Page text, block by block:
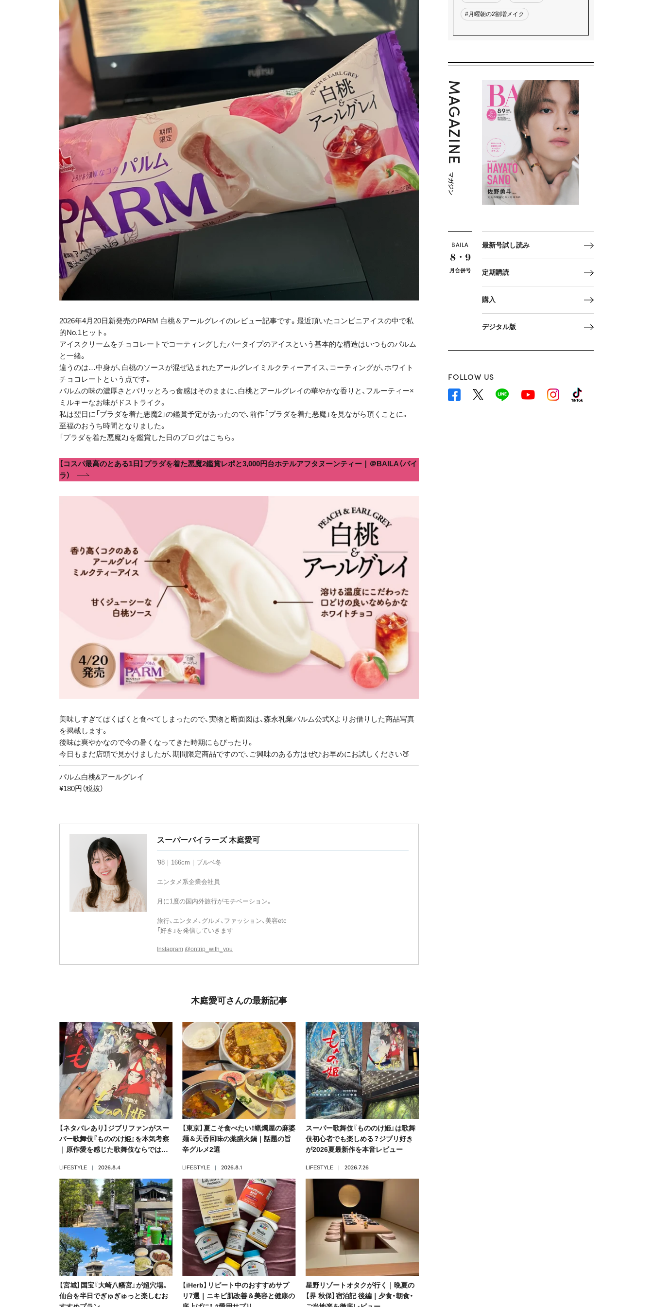
2026年4月20日新発売のPARM 白桃＆アールグレイのレビュー記事です。最近頂いたコンビニアイスの中で私
的No.1ヒット。
アイスクリームをチョコレートでコーティングしたバータイプのアイスという基本的な構造はいつものパルム
と一緒。
違うのは…中身が、白桃のソースが混ぜ込まれたアールグレイミルクティーアイス、コーティングが、ホワイト
チョコレートという点です。
パルムの味の濃厚さとパリッとろっ食感はそのままに、白桃とアールグレイの華やかな香りと、フルーティー×
ミルキーなお味がドストライク。
私は翌日に「プラダを着た悪魔2」の鑑賞予定があったので、前作「プラダを着た悪魔」を見ながら頂くことに。
至福のおうち時間となりました。
「プラダを着た悪魔2」を鑑賞した日のブログはこちら。
【コスパ最高のとある1日】プラダを着た悪魔2鑑賞レポと3,000円台ホテルアフタヌーンティー｜＠BAILA（バイ
ラ）
美味しすぎてぱくぱくと食べてしまったので、実物と断面図は、森永乳業パルム公式Xよりお借りした商品写真
を掲載します。
後味は爽やかなので今の暑くなってきた時期にもぴったり。
今日もまだ店頭で見かけましたが、期間限定商品ですので、ご興味のある方はぜひお早めにお試しください🍑
パルム白桃&アールグレイ
¥180円（税抜）
スーパーバイラーズ 木庭愛可
'98｜166cm｜ブルベ冬
エンタメ系企業会社員
月に1度の国内外旅行がモチベーション。
旅行、エンタメ、グルメ、ファッション、美容etc
「好き」を発信していきます
Instagram @ontrip_with_you
木庭愛可さんの最新記事
【ネタバレあり】ジブリファンがスー
パー歌舞伎『もののけ姫』を本気考察
｜原作愛を感じた歌舞伎ならではの
LIFESTYLE 2026.8.4
【東京】夏こそ食べたい！蝋燭屋の麻婆
麺＆天香回味の薬膳火鍋｜話題の旨
辛グルメ2選
LIFESTYLE 2026.8.1
スーパー歌舞伎『もののけ姫』は歌舞
伎初心者でも楽しめる？ジブリ好き
が2026夏最新作を本音レビュー
LIFESTYLE 2026.7.26
【宮城】国宝『大崎八幡宮』が超穴場。
仙台を半日でぎゅぎゅっと楽しむお
【iHerb】リピート中のおすすめサプ
リ7選｜ニキビ肌改善＆美容と健康の
星野リゾートオタクが行く｜晩夏の
【界 秋保】宿泊記 後編｜夕食・朝食・
#月曜朝の2割増メイク
MAGAZINE
マガジン
BAILA
8・9
月合併号
最新号試し読み
定期購読
購入
デジタル版
FOLLOW US